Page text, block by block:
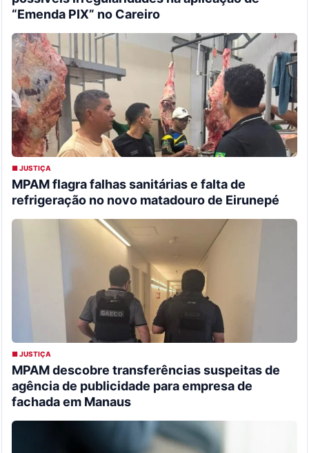
“Emenda PIX” no Careiro
■ JUSTIÇA
MPAM flagra falhas sanitárias e falta de
refrigeração no novo matadouro de Eirunepé
■ JUSTIÇA
MPAM descobre transferências suspeitas de
agência de publicidade para empresa de
fachada em Manaus